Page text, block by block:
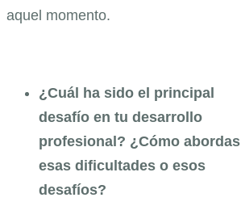
aquel momento.
¿Cuál ha sido el principal
desafío en tu desarrollo
profesional? ¿Cómo abordas
esas dificultades o esos
desafíos?